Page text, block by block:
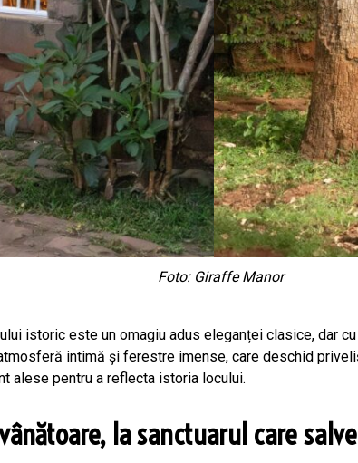
Foto: Giraffe Manor
istoric este un omagiu adus eleganței clasice, dar
intimă și ferestre imense, care deschid
alese pentru a reflecta istoria locului.
la sanctuarul care